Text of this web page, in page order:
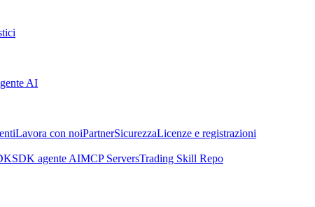
AI
Lavora con noiPartnerSicurezzaLicenze e registrazioni
SDK agente AIMCP ServersTrading Skill Repo